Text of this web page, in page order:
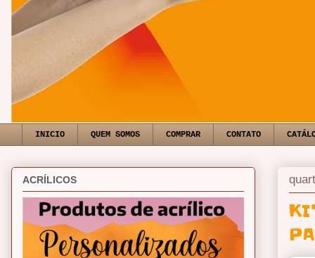
INICIO QUEM SOMOS COMPRAR CONTATO
ACRÍLICOS